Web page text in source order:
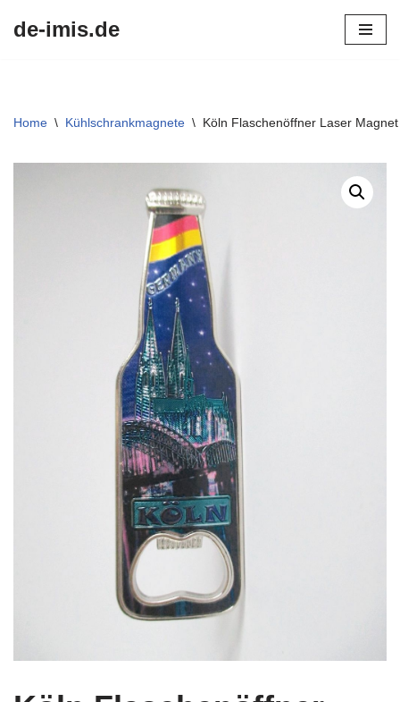
de-imis.de
Home \ Kühlschrankmagnete \ Köln Flaschenöffner Laser